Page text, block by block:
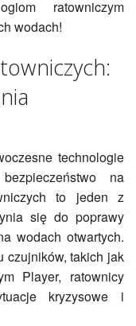
ratowniczym
wodach!
technologie
na
to jeden z
się do poprawy
wodach otwartych.
czujników, takich jak
Player, ratownicy
kryzysowe i